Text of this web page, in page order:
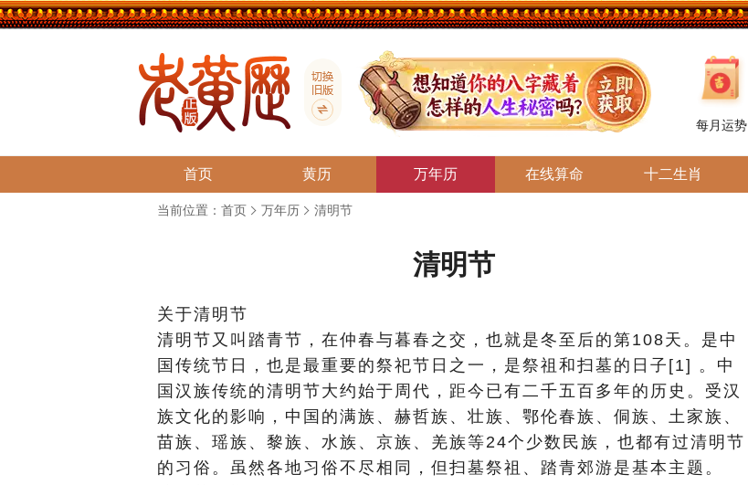
每月运势
首页 黄历 万年历 在线算命 十二生肖
当前位置： 首页 万年历 清明节
清明节
关于清明节
清明节又叫踏青节，在仲春与暮春之交，也就是冬至后的第108天。是中
国传统节日，也是最重要的祭祀节日之一，是祭祖和扫墓的日子[1] 。中
国汉族传统的清明节大约始于周代，距今已有二千五百多年的历史。受汉
族文化的影响，中国的满族、赫哲族、壮族、鄂伦春族、侗族、土家族、
苗族、瑶族、黎族、水族、京族、羌族等24个少数民族，也都有过清明节
的习俗。虽然各地习俗不尽相同，但扫墓祭祖、踏青郊游是基本主题。